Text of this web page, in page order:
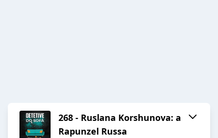
268 - Ruslana Korshunova: a
Rapunzel Russa